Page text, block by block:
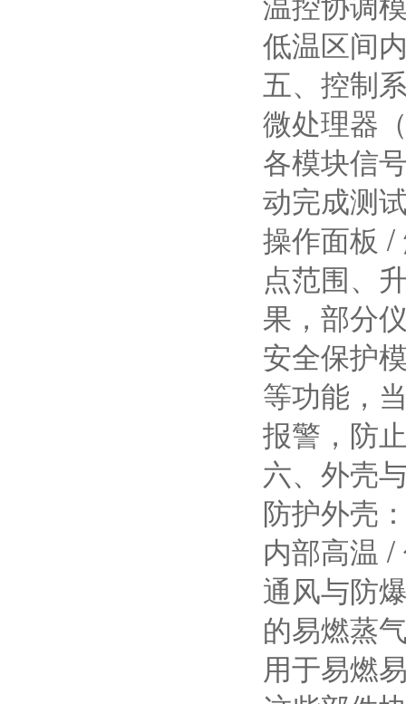
低温区间
五、控制
微处理器
各模块信
动完成测
操作面板 /
点范围、
果，部分
安全保护
等功能，
报警，防
六、外壳
防护外壳
内部高温
通风与防
的易燃蒸
用于易燃